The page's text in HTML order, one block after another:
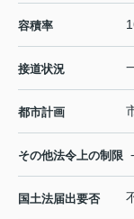
容積率
接道状況
都市計画
その他法令上の制限 -
国土法届出要否